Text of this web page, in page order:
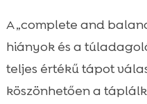
A „complete and
hiányok és a
teljes értékű tápot
köszönhetően a